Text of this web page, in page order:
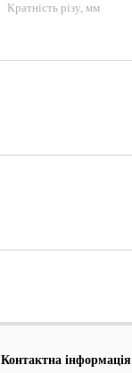
Кратність різу, мм
Контактна інформація